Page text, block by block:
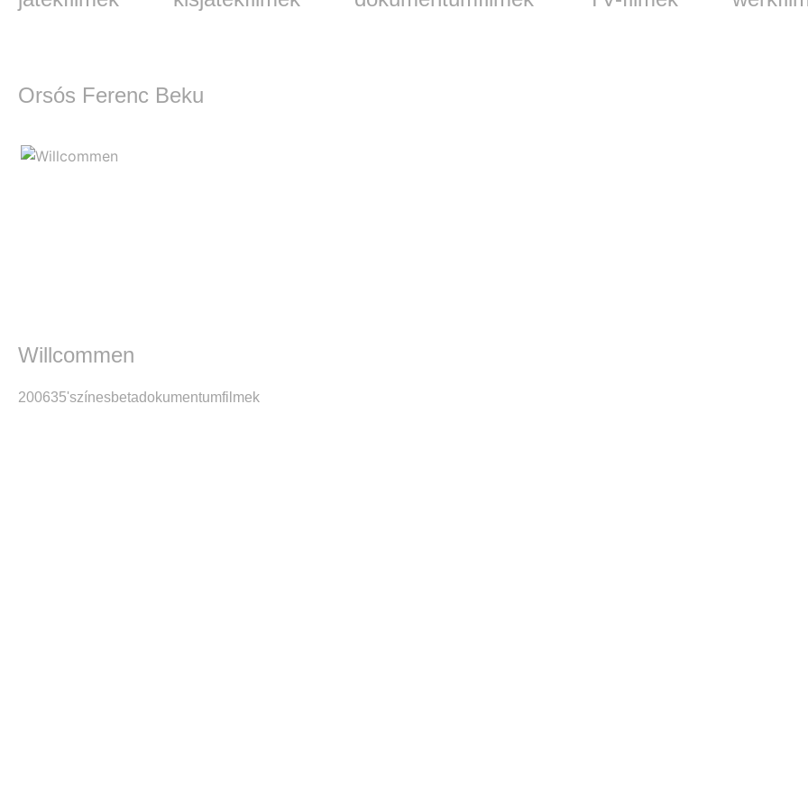
Orsós Ferenc Beku
Willcommen
200635'színesbetadokumentumfilmek